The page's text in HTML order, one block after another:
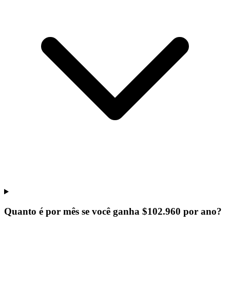
Quanto é por mês se você ganha $102.960 por ano?